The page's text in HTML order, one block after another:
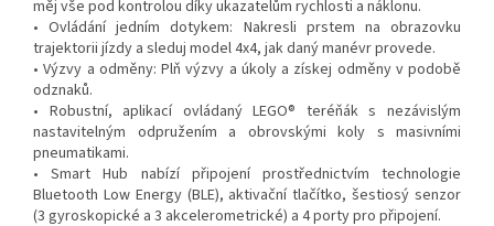
měj vše pod kontrolou díky ukazatelům rychlosti a náklonu.
• Ovládání jedním dotykem: Nakresli prstem na obrazovku
trajektorii jízdy a sleduj model 4x4, jak daný manévr provede.
• Výzvy a odměny: Plň výzvy a úkoly a získej odměny v podobě
odznaků.
• Robustní, aplikací ovládaný LEGO® teréňák s nezávislým
nastavitelným odpružením a obrovskými koly s masivními
pneumatikami.
• Smart Hub nabízí připojení prostřednictvím technologie
Bluetooth Low Energy (BLE), aktivační tlačítko, šestiosý senzor
(3 gyroskopické a 3 akcelerometrické) a 4 porty pro připojení.